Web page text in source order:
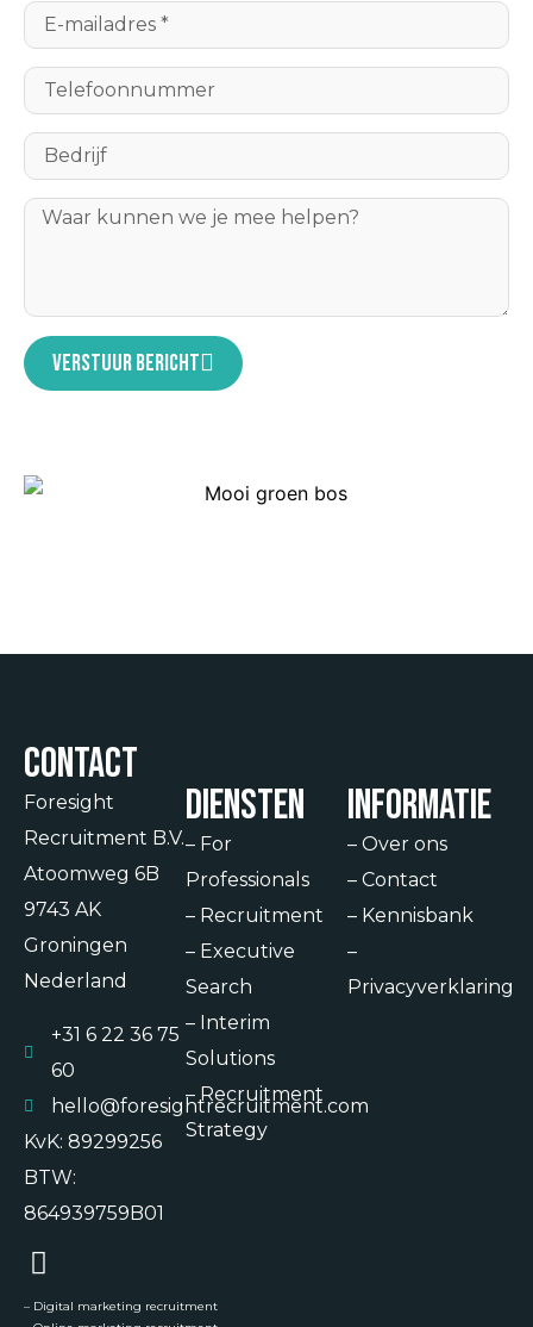
Verstuur bericht
Contact
Foresight
Recruitment B.V.
Atoomweg 6B
9743 AK
Groningen
Nederland
+31 6 22 36 75
60
hello@foresightrecruitment.com
KvK: 89299256
BTW:
864939759B01
Diensten
– For
Professionals
– Recruitment
– Executive
Search
– Interim
Solutions
–Recruitment
Strategy
Informatie
– Over ons
– Contact
– Kennisbank
–
Privacyverklaring
– Digital marketing recruitment